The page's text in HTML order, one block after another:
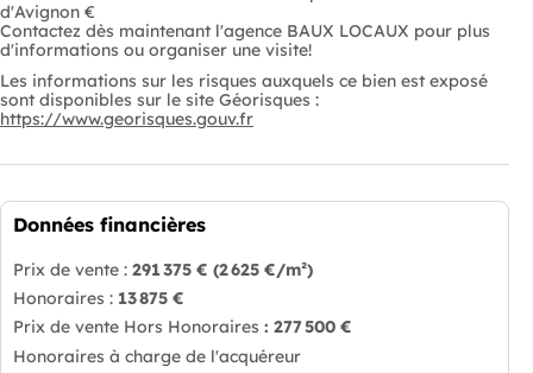
d'Avignon €
Contactez dès maintenant l'agence BAUX LOCAUX pour plus
d'informations ou organiser une visite!
Les informations sur les risques auxquels ce bien est exposé
sont disponibles sur le site Géorisques :
https://www.georisques.gouv.fr
Données financières
Prix de vente : 291 375 € (2 625 €/m²)
Honoraires : 13 875 €
Prix de vente Hors Honoraires : 277 500 €
Honoraires à charge de l'acquéreur